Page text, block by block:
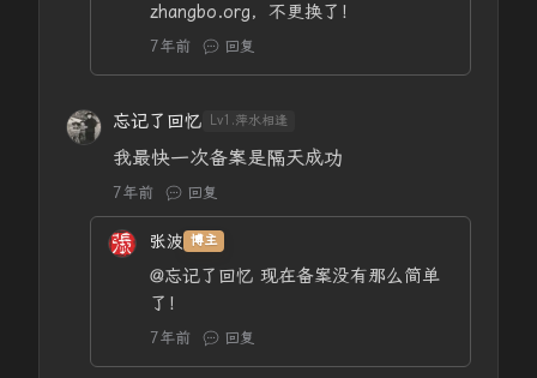
zhangbo.org，不更换了！
7年前 回复
忘记了回忆 Lv1.萍水相逢
我最快一次备案是隔天成功
7年前 回复
张波 博主
@忘记了回忆 现在备案没有那么简单
了！
7年前 回复